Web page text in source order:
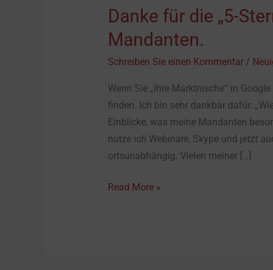
Danke für die „5-
Mandanten.
Schreiben Sie einen Kommentar /
Wenn Sie „Ihre Marktnische“ in
finden. Ich bin sehr dankbar dafür.
Einblicke, was meine Mandanten
nutze ich Webinare, Skype und jetzt
ortsunabhängig. Vielen meiner […]
Read More »